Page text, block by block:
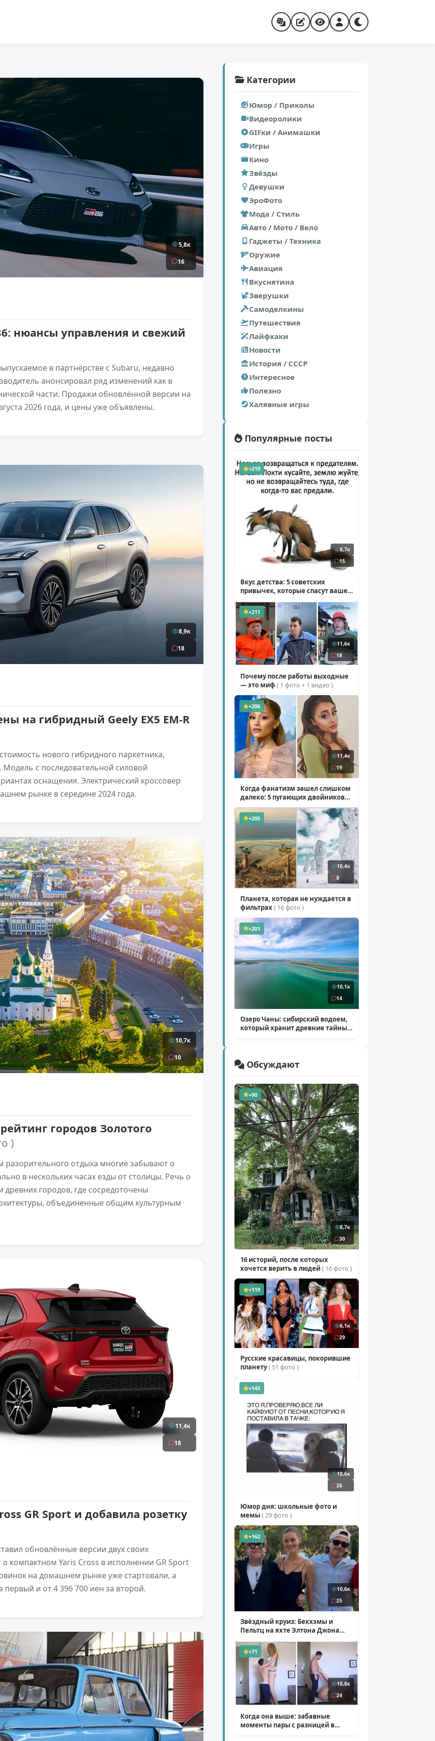
5,8к
16
нюансы управления и свежий
в партнёрстве с Subaru, недавно
анонсировал ряд изменений как в
части. Продажи обновлённой версии на
2026 года, и цены уже объявлены.
8,9к
18
на гибридный Geely EX5 EM-R
нового гибридного паркетника,
Модель с последовательной силовой
оснащения. Электрический кроссовер
рынке в середине 2024 года.
10,7к
10
городов Золотого
)
разорительного отдыха многие забывают о
в нескольких часах езды от столицы. Речь о
городов, где сосредоточены
объединенные общим культурным
11,4к
18
GR Sport и добавила розетку
обновлённые версии двух своих
компактном Yaris Cross в исполнении GR Sport
на домашнем рынке уже стартовали, а
и от 4 396 700 иен за второй.
Категории
Юмор / Приколы
Видеоролики
GIFки / Анимашки
Игры
Кино
Звёзды
Девушки
ЭроФото
Мода / Стиль
Авто / Мото / Вело
Гаджеты / Техника
Оружие
Авиация
Вкуснятина
Зверушки
Самоделкины
Путешествия
Лайфхаки
Новости
История / СССР
Интересное
Полезно
Халявные игры
Популярные посты
+219
8,7к
15
Вкус детства: 5 советских
привычек, которые спасут ваше
+211
11,6к
18
Почему после работы выходные
— это миф ( 1 фото + 1 видео )
+206
11,4к
19
Когда фанатизм зашел слишком
далеко: 5 пугающих двойников
звезд( 10 фото )
+205
10,4к
8
Планета, которая не нуждается в
фильтрах( 16 фото )
+201
10,1к
14
Озеро Чаны: сибирский водоем,
который хранит древние тайны
Обсуждают
+90
8,7к
30
16 историй, после которых
хочется верить в людей( 16 фото )
+119
6,1к
29
Русские красавицы, покорившие
планету( 51 фото )
+145
10,6к
26
Юмор дня: школьные фото и
мемы ( 29 фото )
+162
10,6к
25
Звёздный круиз: Бекхэмы и
Пельтц на яхте Элтона Джона
+71
10,8к
24
Когда она выше: забавные
моменты пары с разницей в